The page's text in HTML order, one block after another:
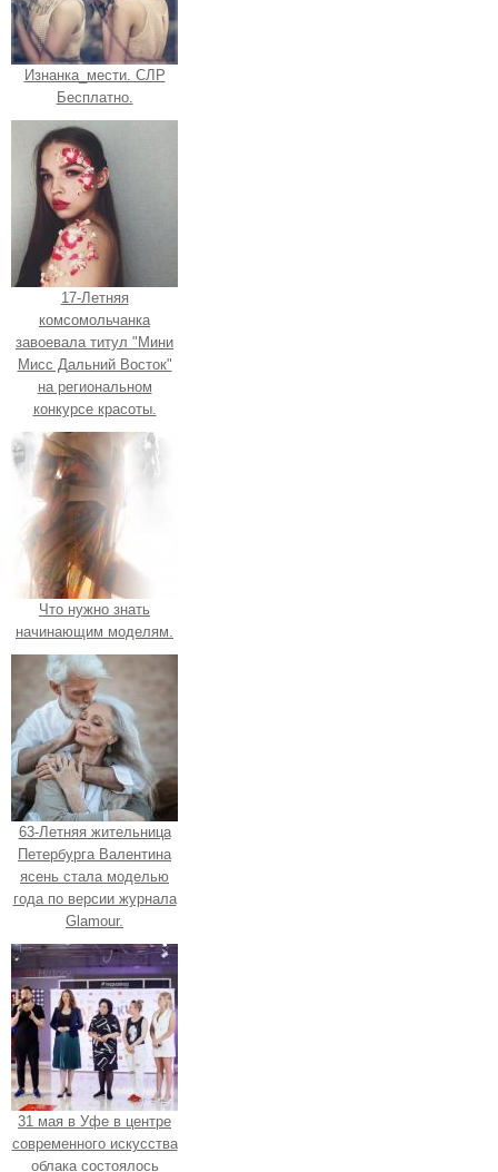
Изнанка_мести. СЛР
Бесплатно.
17-Летняя
комсомольчанка
завоевала титул "Мини
Мисс Дальний Восток"
на региональном
конкурсе красоты.
Что нужно знать
начинающим моделям.
63-Летняя жительница
Петербурга Валентина
ясень стала моделью
года по версии журнала
Glamour.
31 мая в Уфе в центре
современного искусства
облака состоялось